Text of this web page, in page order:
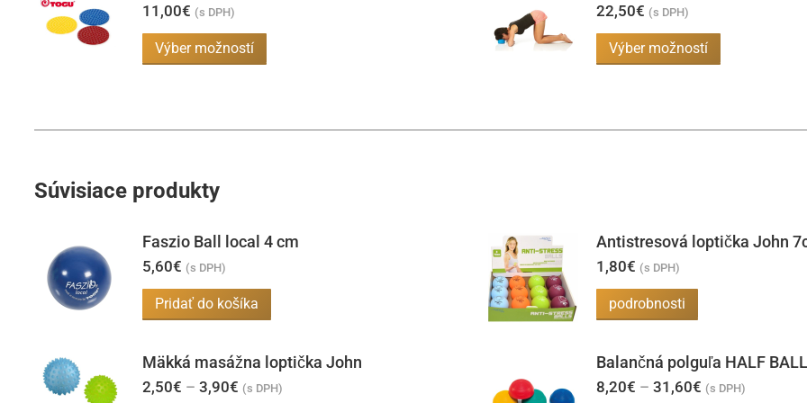
11,00€ (s DPH)
Výber možností
produkt
vybrať
produktu.
22,50€ (s DPH)
Výber možností
produkt
vybrať
Súvisiace produkty
Faszio Ball local 4 cm
5,60€ (s DPH)
Pridať do košíka
Antistresová loptička John
1,80€ (s DPH)
podrobnosti
produkt
viacero
Mäkká masážna loptička John
2,50€ – 3,90€ Price
(s DPH)
Balančná polguľa HALF BALL
8,20€ – 31,60€ Price
(s DPH)